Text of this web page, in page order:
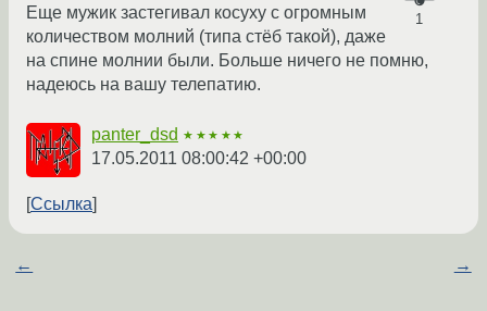
1
Еще мужик застегивал косуху с огромным
количеством молний (типа стёб такой), даже
на спине молнии были. Больше ничего не помню,
надеюсь на вашу телепатию.
panter_dsd ★★★★★
17.05.2011 08:00:42 +00:00
Ссылка
← →